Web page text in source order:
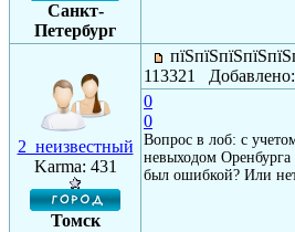
Санкт-
Петербург
2_неизвестный
Karma: 431
Томск
113321
0
0
Вопрос в лоб: с
невыходом
был ошибкой? Или